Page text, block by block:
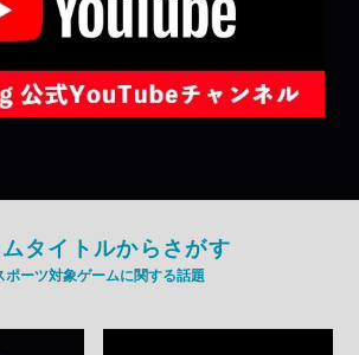
タイトルからさがす
ポーツ対象ゲームに関する話題